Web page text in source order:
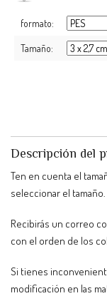
formato:
Tamaño:
Descripción del
Ten en cuenta el
seleccionar el tamaño.
Recibirás un correo
con el orden de los
Si tienes
modificación en las